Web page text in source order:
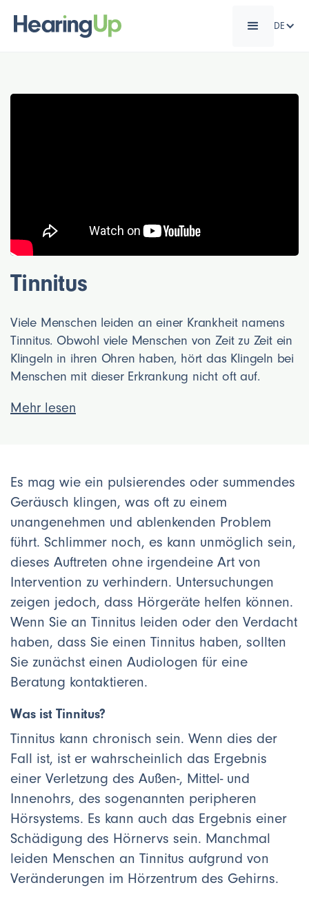
DE
Tinnitus
Viele Menschen leiden an einer Krankheit namens
Tinnitus. Obwohl viele Menschen von Zeit zu Zeit ein
Klingeln in ihren Ohren haben, hört das Klingeln bei
Menschen mit dieser Erkrankung nicht oft auf.
Mehr lesen
Es mag wie ein pulsierendes oder summendes
Geräusch klingen, was oft zu einem
unangenehmen und ablenkenden Problem
führt. Schlimmer noch, es kann unmöglich sein,
dieses Auftreten ohne irgendeine Art von
Intervention zu verhindern. Untersuchungen
zeigen jedoch, dass Hörgeräte helfen können.
Wenn Sie an Tinnitus leiden oder den Verdacht
haben, dass Sie einen Tinnitus haben, sollten
Sie zunächst einen Audiologen für eine
Beratung kontaktieren.
Was ist Tinnitus?
Tinnitus kann chronisch sein. Wenn dies der
Fall ist, ist er wahrscheinlich das Ergebnis
einer Verletzung des Außen-, Mittel- und
Innenohrs, des sogenannten peripheren
Hörsystems. Es kann auch das Ergebnis einer
Schädigung des Hörnervs sein. Manchmal
leiden Menschen an Tinnitus aufgrund von
Veränderungen im Hörzentrum des Gehirns.